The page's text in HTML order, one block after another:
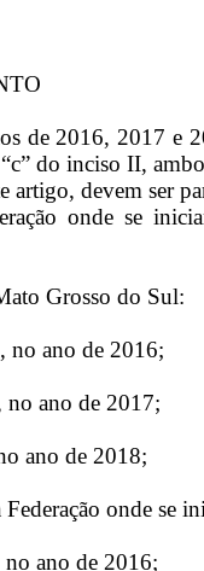
de 2016, 2017 e
do inciso II,
artigo, devem ser
onde se
Grosso do Sul:
no ano de 2016;
no ano de 2017;
ano de 2018;
onde se
no ano de 2016;